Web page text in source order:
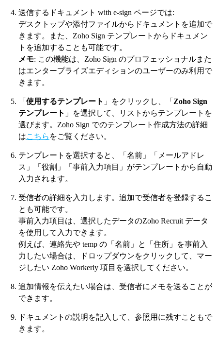
送信するドキュメント with e-sign ページでは:
デスクトップや添付ファイルからドキュメントを追加で
きます。また、Zoho Sign テンプレートからドキュメン
トを追加することも可能です。
メモ: この機能は、Zoho Sign のプロフェッショナルまた
はエンタープライズエディションのユーザーのみ利用で
きます。
「 使用するテンプレート 」をクリックし、「 Zoho Sign
テンプレート 」を選択して、リストからテンプレートを
選びます。Zoho Sign でのテンプレート作成方法の詳細
はこちら をご覧ください。
テンプレートを選択すると、「名前」「メールアドレ
ス」「役割」「事前入力項目」がテンプレートから自動
入力されます。
受信者の詳細を入力します。追加で受信者を登録するこ
とも可能です。
事前入力項目は、選択したデータのZoho Recruit データ
を使用して入力できます。
例えば、連絡先や temp の「名前」と「住所」を事前入
力したい場合は、ドロップダウンをクリックして、マー
ジしたい Zoho Workerly 項目を選択してください。
追加情報を伝えたい場合は、受信者にメモを送ることが
できます。
ドキュメントの説明を記入して、参照用に残すこともで
きます。